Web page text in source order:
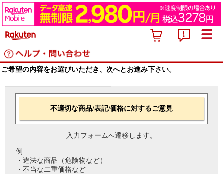
ご希望の内容をお選びいただき、次へとお進み下さい。
不適切な商品/表記/価格に対するご意見
入力フォームへ遷移します。
例
・違法な商品（危険物など）
・不当な二重価格など